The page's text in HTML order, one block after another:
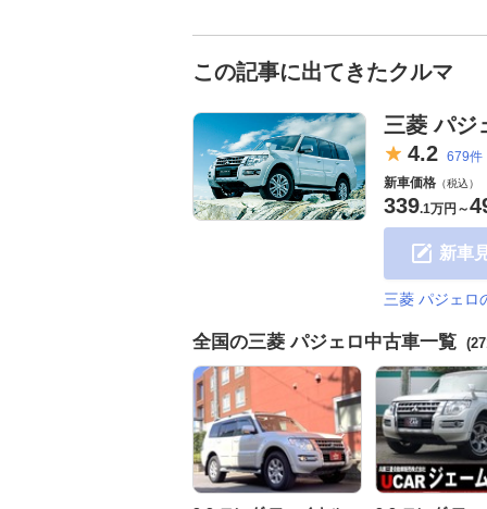
この記事に出てきたクルマ
三菱 パジ
4.2 679件
新車価格 （税込）
339.1万円 ～
新車
三菱 パジェロ
全国の三菱 パジェロ中古車一覧